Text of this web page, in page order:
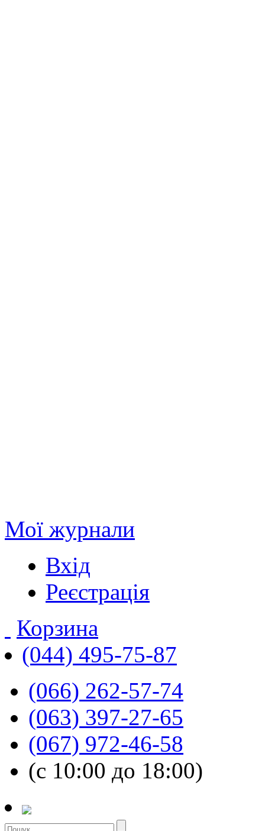
Мої журнали
Вхід
Реєстрація
Корзина
(044) 495-75-87
(066) 262-57-74
(063) 397-27-65
(067) 972-46-58
(с 10:00 до 18:00)